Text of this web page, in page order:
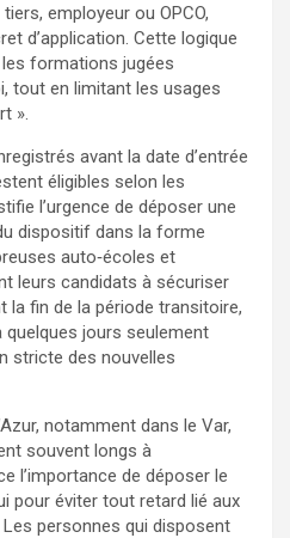
employeur ou OPCO,
d’application. Cette logique
formations jugées
tout en limitant les usages
».
avant la date d’entrée
éligibles selon les
l’urgence de déposer une
dispositif dans la forme
auto‑écoles et
leurs candidats à sécuriser
la fin de la période transitoire,
jours seulement
stricte des nouvelles
notamment dans le Var,
souvent longs à
l’importance de déposer le
pour éviter tout retard lié aux
personnes qui disposent